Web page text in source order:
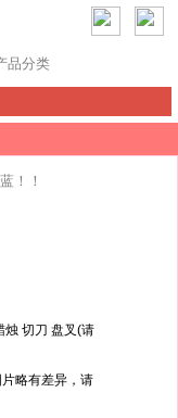
品分类
烛 切刀 盘叉(请
略有差异，请